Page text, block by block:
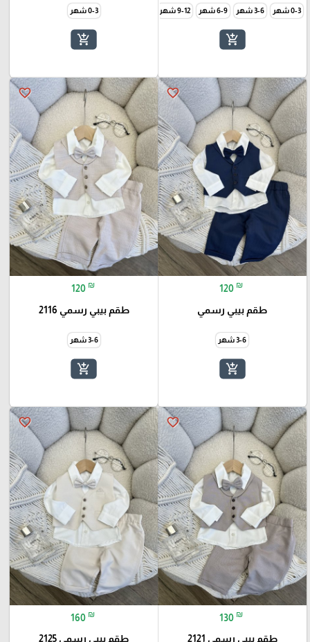
0-3 شهر 3-6 شهر 6-9 شهر 9-12 شهر
add_shopping_cart
0-3 شهر
add_shopping_cart
favorite_border
120 ₪
طقم بيبي رسمي
3-6 شهر
add_shopping_cart
favorite_border
120 ₪
طقم بيبي رسمي 2116
3-6 شهر
add_shopping_cart
favorite_border
130 ₪
طقم بيبي رسمي 2121
favorite_border
160 ₪
طقم بيبي رسمي 2125